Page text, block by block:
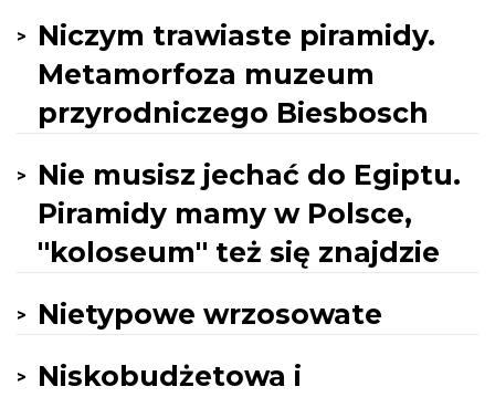
Niczym trawiaste piramidy.
Metamorfoza muzeum
przyrodniczego Biesbosch
Nie musisz jechać do Egiptu.
Piramidy mamy w Polsce,
''koloseum'' też się znajdzie
Nietypowe wrzosowate
Niskobudżetowa i